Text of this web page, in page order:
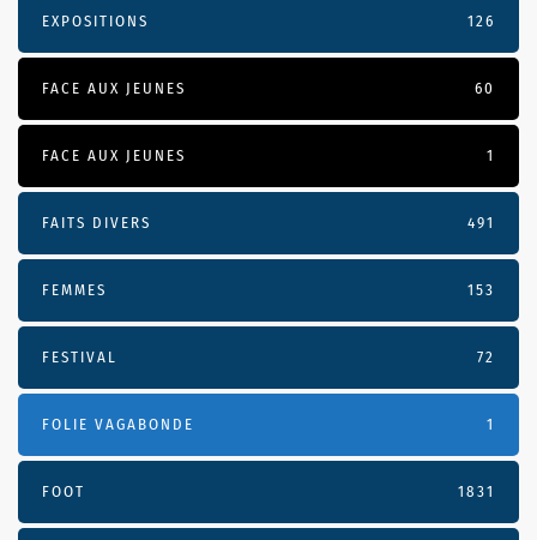
EXPOSITIONS 126
FACE AUX JEUNES 60
FACE AUX JEUNES 1
FAITS DIVERS 491
FEMMES 153
FESTIVAL 72
FOLIE VAGABONDE 1
FOOT 1831